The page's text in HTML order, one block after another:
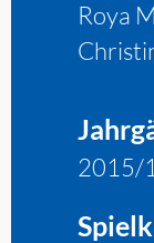
Roya
2015/